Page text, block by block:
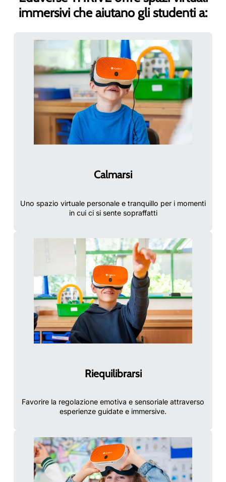
immersivi che aiutano gli studenti a:
Calmarsi
Uno spazio virtuale personale e tranquillo per i momenti
in cui ci si sente sopraffatti
Riequilibrarsi
Favorire la regolazione emotiva e sensoriale attraverso
esperienze guidate e immersive.